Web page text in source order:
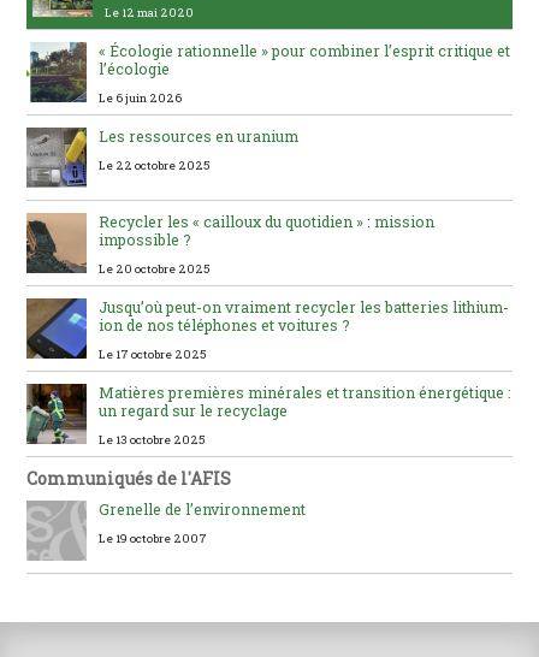
Le 12 mai 2020
« Écologie rationnelle » pour combiner l’esprit critique et
l’écologie
Le 6 juin 2026
Les ressources en uranium
Le 22 octobre 2025
Recycler les « cailloux du quotidien » : mission
impossible ?
Le 20 octobre 2025
Jusqu’où peut-on vraiment recycler les batteries lithium-
ion de nos téléphones et voitures ?
Le 17 octobre 2025
Matières premières minérales et transition énergétique :
un regard sur le recyclage
Le 13 octobre 2025
Communiqués de l'AFIS
Grenelle de l’environnement
Le 19 octobre 2007